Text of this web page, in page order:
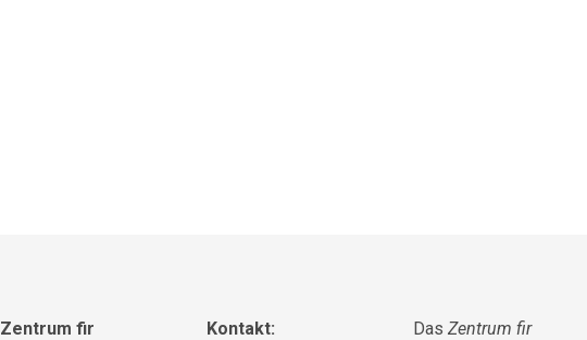
Zentrum fir Kontakt: Das Zentrum fir